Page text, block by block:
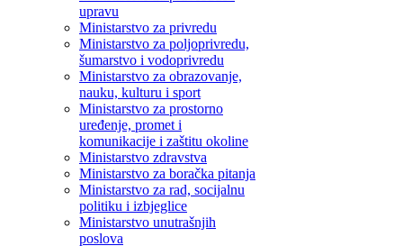
upravu
Ministarstvo za privredu
Ministarstvo za poljoprivredu,
šumarstvo i vodoprivredu
Ministarstvo za obrazovanje,
nauku, kulturu i sport
Ministarstvo za prostorno
uređenje, promet i
komunikacije i zaštitu okoline
Ministarstvo zdravstva
Ministarstvo za boračka pitanja
Ministarstvo za rad, socijalnu
politiku i izbjeglice
Ministarstvo unutrašnjih
poslova